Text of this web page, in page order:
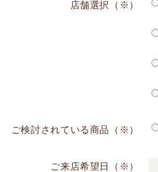
店舗選択（※）
ご検討されている商品（※）
ご来店希望日（※）